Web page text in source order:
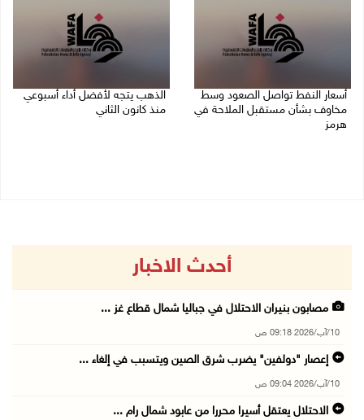
أسعار النفط تواصل الصعود وسط
مخاوف بشأن مستقبل الملاحة في
هرمز
الذهب يتجه لأفضل أداء أسبوعي
منذ كانون الثاني
أحدث الاخبار
مصابون بنيران الاحتلال في جباليا شمال قطاع غز ...
10/آب/2026 09:18 ص
إعصار "دولفين" يضرب شرق الصين ويتسبب في إلغاء ...
10/آب/2026 09:04 ص
الاحتلال يعتقل أسيرا محررا من عابود شمال رام ...